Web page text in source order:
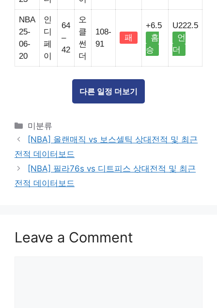
NBA
25-
06-
20
인
디
페
이
64
–
42
오
클
썬
더
108-
91
패
+6.5
홈
승
U222.5
언
더
다른 일정 더보기
Categories
미분류
[NBA] 올랜매직 vs 보스셀틱 상대전적 및 최근
전적 데이터보드
[NBA] 필라76s vs 디트피스 상대전적 및 최근
전적 데이터보드
Leave a Comment